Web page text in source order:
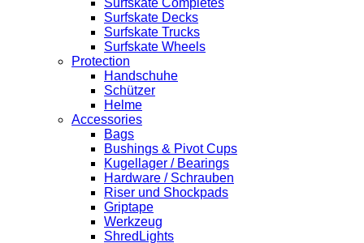
Surfskate Decks
Surfskate Trucks
Surfskate Wheels
Protection
Handschuhe
Schützer
Helme
Accessories
Bags
Bushings & Pivot Cups
Kugellager / Bearings
Hardware / Schrauben
Riser und Shockpads
Griptape
Werkzeug
ShredLights